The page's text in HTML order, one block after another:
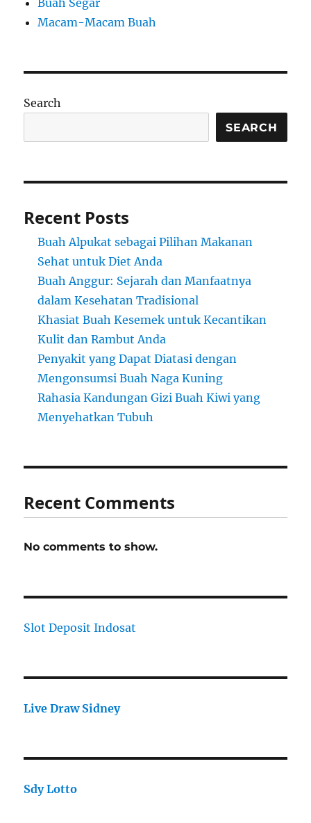
Buah Segar
Macam-Macam Buah
Search
SEARCH
Recent Posts
Buah Alpukat sebagai Pilihan Makanan
Sehat untuk Diet Anda
Buah Anggur: Sejarah dan Manfaatnya
dalam Kesehatan Tradisional
Khasiat Buah Kesemek untuk Kecantikan
Kulit dan Rambut Anda
Penyakit yang Dapat Diatasi dengan
Mengonsumsi Buah Naga Kuning
Rahasia Kandungan Gizi Buah Kiwi yang
Menyehatkan Tubuh
Recent Comments
No comments to show.
Slot Deposit Indosat
Live Draw Sidney
Sdy Lotto